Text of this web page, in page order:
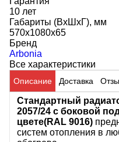
10 лет
Габариты (ВхШхГ), мм
570x1080x65
Бренд
Arbonia
Все характеристики
Описание Доставка
Стандартный
2057/24 с боковой
цвете(RAL 9016)
систем отопления в